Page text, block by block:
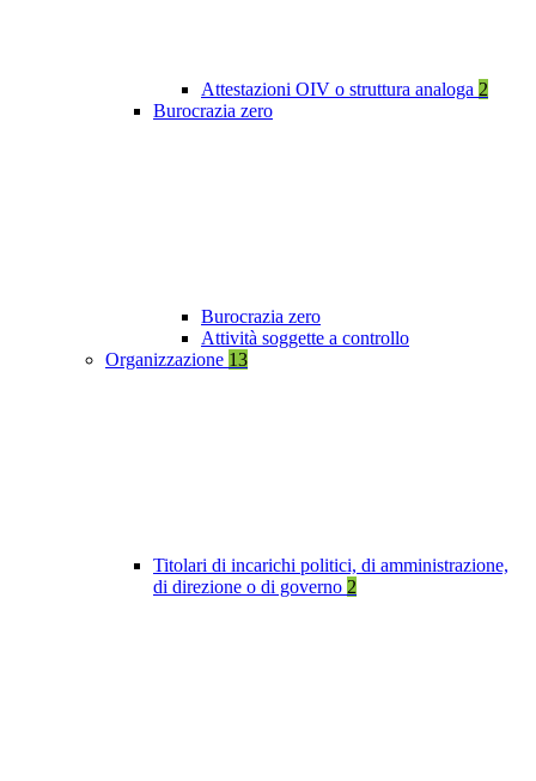
Attestazioni OIV o struttura analoga 2
Burocrazia zero
Burocrazia zero
Attività soggette a controllo
Organizzazione 13
Titolari di incarichi politici, di amministrazione,
di direzione o di governo 2